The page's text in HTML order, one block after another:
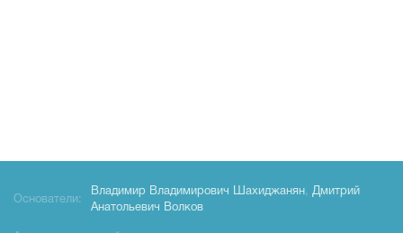
Основатели:
Владимир Владимирович Шахиджанян, Дмитрий
Анатольевич Волков